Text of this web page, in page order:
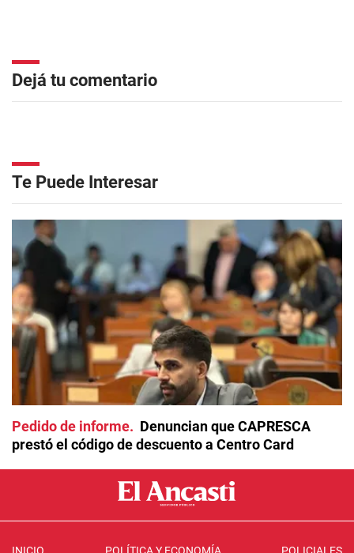
Dejá tu comentario
Te Puede Interesar
Pedido de informe
Denuncian que CAPRESCA
prestó el código de descuento a Centro Card